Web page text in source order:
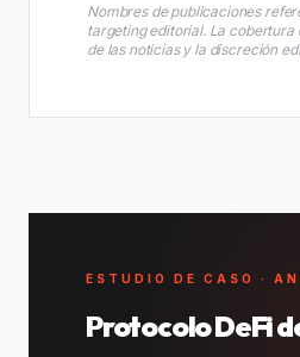
Nombres de publicaciones
targeting editorial. La cobertura
de las noticias y la discreción
ESTUDIO DE CASO ·
Protocolo DeFi